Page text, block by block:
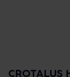
CROTALUS